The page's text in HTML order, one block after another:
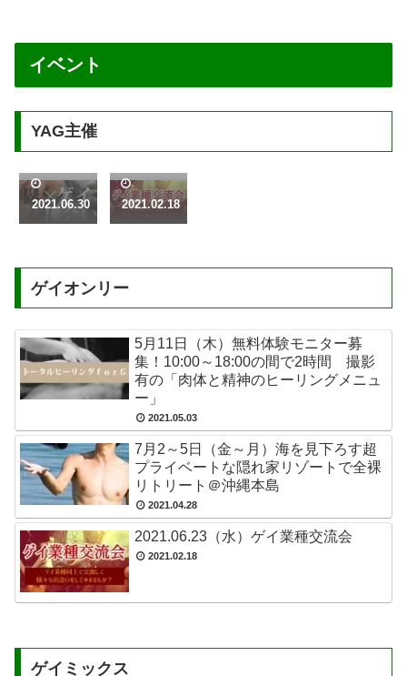
イベント
YAG主催
2021.0
金）髭
＆ゲイ
で交流
2021.06.30
水）ゲ
イ業種
交流会
2021.02.18
ゲイオンリー
5月11日（木）無料体験モニター募
集！10:00～18:00の間で2時間 撮影
有の「肉体と精神のヒーリングメニュ
ー」
2021.05.03
7月2～5日（金～月）海を見下ろす超
プライベートな隠れ家リゾートで全裸
リトリート＠沖縄本島
2021.04.28
2021.06.23（水）ゲイ業種交流会
2021.02.18
ゲイミックス